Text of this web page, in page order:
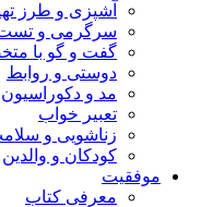
آشپزی و طرز
سرگرمی و
گفت و گو با
دوستی و روابط
مد و دکوراسیون
تعبیر خواب
زناشویی و
کودکان و والدین
موفقیت
معرفی کتاب